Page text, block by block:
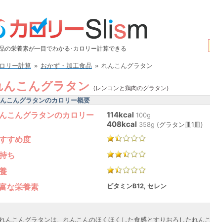
の栄養素が一目でわかる･カロリー計算できる
リー計算 » おかず・加工食品 » れんこんグラタン
んこんグラタン (レンコンと鶏肉のグラタン)
こんグラタンのカロリー概要
こんグラタンのカロリー 114kcal 100g
408kcal 358g (グラタン皿1皿)
すめ度
ち
な栄養素
ビタミンB12, セレン
んこんグラタンは、れんこんのほくほくした食感とすりおろしたれんこ